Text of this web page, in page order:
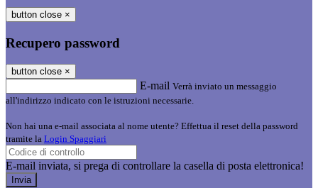
button close ×
Recupero password
button close ×
E-mail Verrà inviato un messaggio
all'indirizzo indicato con le istruzioni necessarie.
Non hai una e-mail associata al nome utente? Effettua il reset della password
tramite la Login Spaggiari
E-mail inviata, si prega di controllare la casella di posta elettronica!